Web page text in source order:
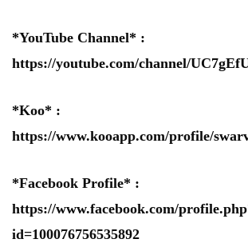
*YouTube Channel* :
https://youtube.com/channel/
*Koo* :
https://www.kooapp.com/profile/
*Facebook Profile* :
https://www.facebook.com/
id=100076756535892